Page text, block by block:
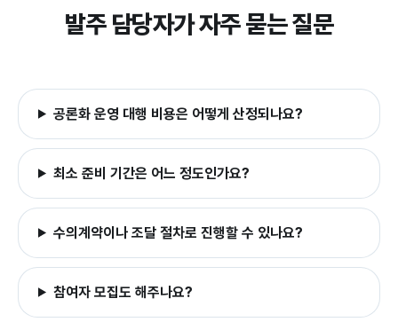
발주 담당자가 자주 묻는 질문
공론화 운영 대행 비용은 어떻게 산정되나요?
최소 준비 기간은 어느 정도인가요?
수의계약이나 조달 절차로 진행할 수 있나요?
참여자 모집도 해주나요?